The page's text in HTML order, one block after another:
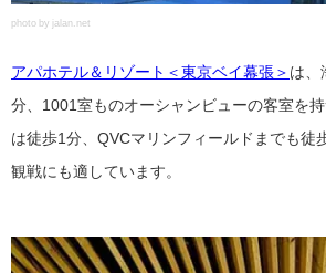
photo by jalan.net
アパホテル＆リゾート＜東京ベイ幕張＞ は、
分、1001室ものオーシャンビューの客室を
は徒歩1分、QVCマリンフィールドまでも徒
観戦にも適しています。